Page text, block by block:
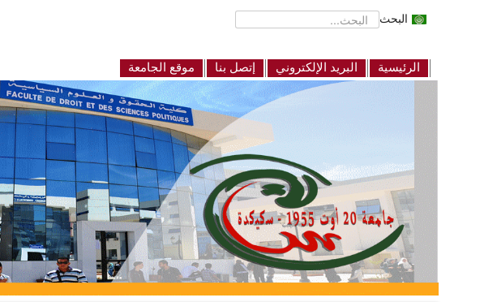
البحث
الرئيسية البريد الإلكتروني إتصل بنا موقع الجامعة